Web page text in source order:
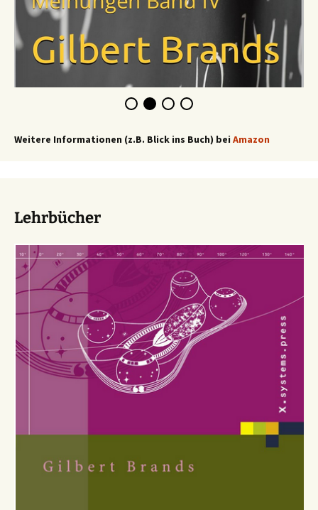
Weitere Informationen (z.B. Blick ins Buch) bei Amazon
Lehrbücher